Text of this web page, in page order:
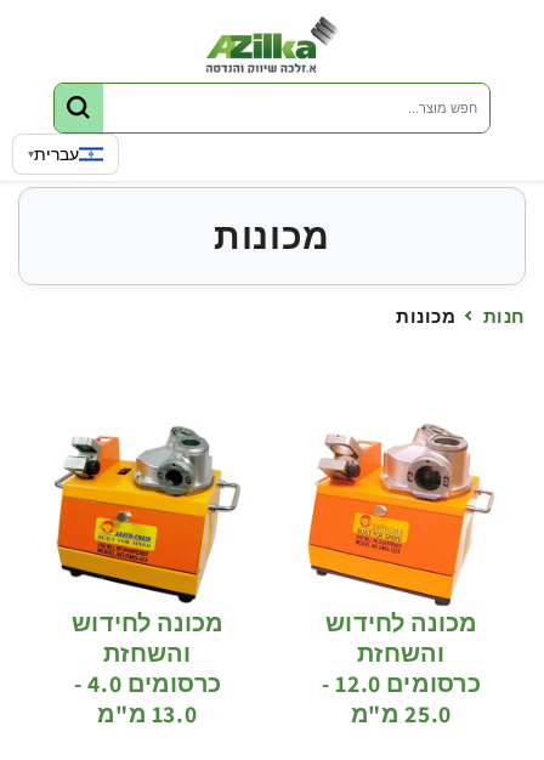
שפהעברית▾
מכונות
חנות מכונות
מכונה לחידוש
והשחזת
כרסומים 12.0 -
25.0 מ"מ
מכונה לחידוש
והשחזת
כרסומים 4.0 -
13.0 מ"מ